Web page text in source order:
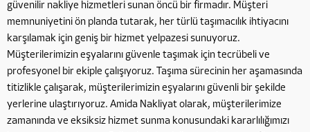
güvenilir nakliye hizmetleri sunan öncü bir firmadır. Müşteri
memnuniyetini ön planda tutarak, her türlü taşımacılık ihtiyacını
karşılamak için geniş bir hizmet yelpazesi sunuyoruz.
Müşterilerimizin eşyalarını güvenle taşımak için tecrübeli ve
profesyonel bir ekiple çalışıyoruz. Taşıma sürecinin her aşamasında
titizlikle çalışarak, müşterilerimizin eşyalarını güvenli bir şekilde
yerlerine ulaştırıyoruz. Amida Nakliyat olarak, müşterilerimize
zamanında ve eksiksiz hizmet sunma konusundaki kararlılığımızı